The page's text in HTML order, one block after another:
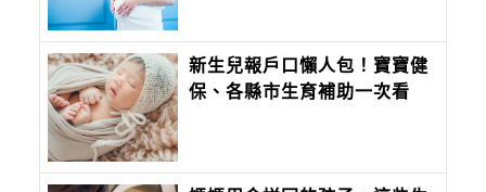
新生兒報戶口懶人包！寶寶健
保、各縣市生育補助一次看